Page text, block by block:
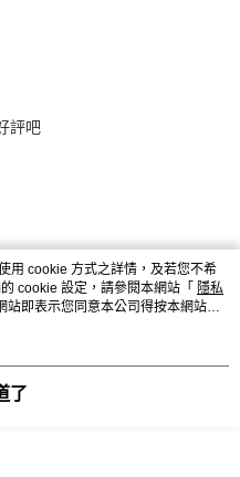
評吧
用 cookie 方式之詳情，及若您不希
cookie 設定，請參閱本網站「 隱私
站即表示您同意本公司得按本網站使
了